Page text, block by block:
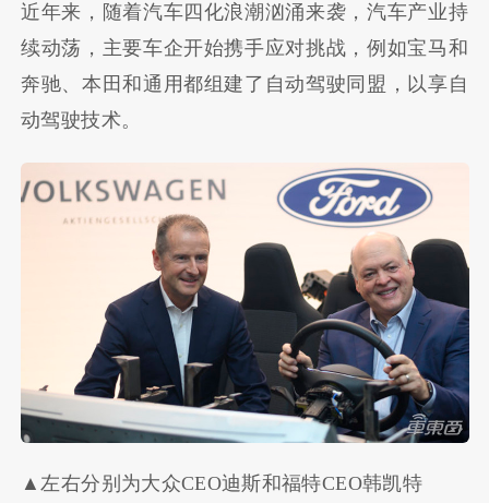
近年来，随着汽车四化浪潮汹涌来袭，汽车产业持
续动荡，主要车企开始携手应对挑战，例如宝马和
奔驰、本田和通用都组建了自动驾驶同盟，以享自
动驾驶技术。
▲左右分别为大众CEO迪斯和福特CEO韩凯特